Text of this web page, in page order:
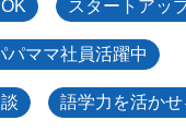
スタートアッ
パママ社員活躍中
語学力を活かせ